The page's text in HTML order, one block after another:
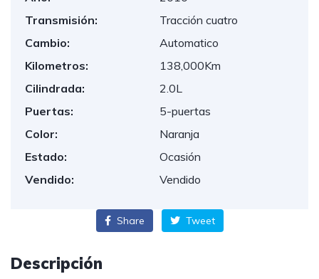
Transmisión:
Tracción cuatro
Cambio:
Automatico
Kilometros:
138,000Km
Cilindrada:
2.0L
Puertas:
5-puertas
Color:
Naranja
Estado:
Ocasión
Vendido:
Vendido
Share Tweet
Descripción